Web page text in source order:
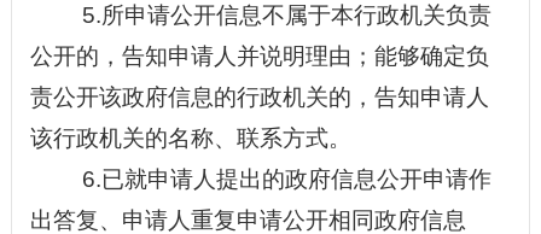
5.所申请公开信息不属于本行政机关负责
公开的，告知申请人并说明理由；能够确定负
责公开该政府信息的行政机关的，告知申请人
该行政机关的名称、联系方式。
6.已就申请人提出的政府信息公开申请作
出答复、申请人重复申请公开相同政府信息